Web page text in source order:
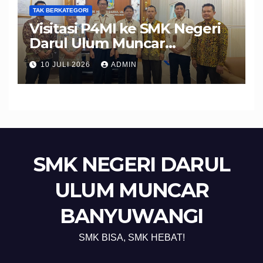
TAK BERKATEGORI
Visitasi P4MI ke SMK Negeri
Darul Ulum Muncar
Banyuwangi Perkuat Sinergi
Edukasi dan Perlindungan
Calon Pekerja Migran
10 JULI 2026 ADMIN
SMK NEGERI DARUL
ULUM MUNCAR
BANYUWANGI
SMK BISA, SMK HEBAT!